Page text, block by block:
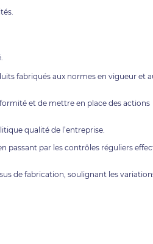
fabriqués aux normes en vigueur et
et de mettre en place des actions
qualité de l’entreprise.
passant par les contrôles réguliers
de fabrication, soulignant les